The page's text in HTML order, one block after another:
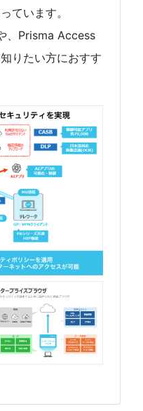
ています。
、Prisma Access
りたい方におすす